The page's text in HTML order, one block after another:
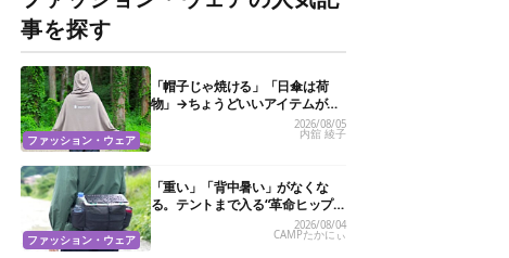
事を探す
ファッション・ウェア
「帽子じゃ焼ける」「日傘は荷
物」→ちょうどいいアイテムがス
ノーピークにありました
2026/08/05
内舘 綾子
ファッション・ウェア
「重い」「背中暑い」がなくな
る。テントまで入る“革命ヒップ
バッグ”が夏のアウトドアを身軽
にしてくれた
2026/08/04
CAMPたかにぃ